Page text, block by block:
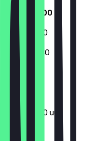
12:00 - 19:00
14:30 - 19:30
13:00 - 20:30
Gesloten
12:00 - 19:00 uur